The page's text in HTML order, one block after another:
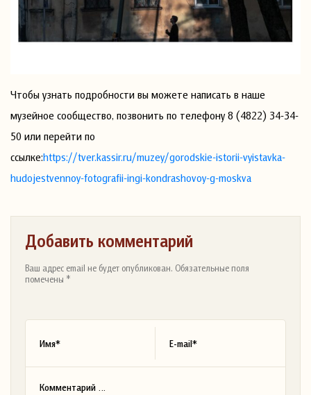
Чтобы узнать подробности вы можете написать в наше
музейное сообщество, позвонить по телефону 8 (4822) 34-34-
50 или перейти по
ссылке:https://tver.kassir.ru/muzey/gorodskie-istorii-vyistavka-
hudojestvennoy-fotografii-ingi-kondrashovoy-g-moskva
Добавить комментарий
Ваш адрес email не будет опубликован. Обязательные поля
помечены *